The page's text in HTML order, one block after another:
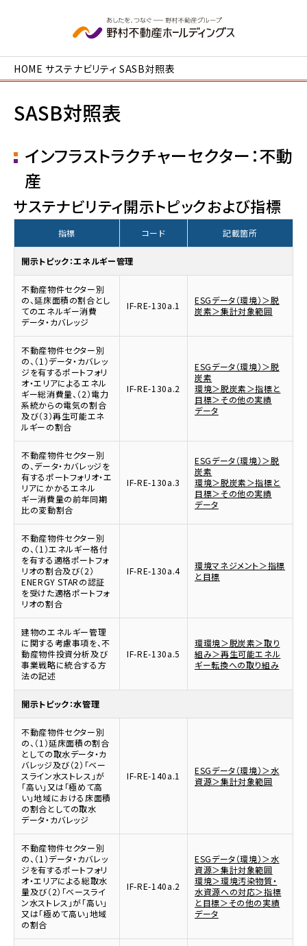
HOME サステナビリティ SASB対照表
SASB対照表
インフラストラクチャーセクター：不動
産
サステナビリティ開示トピックおよび指標
指標 コード 記載箇所
開示トピック：エネルギー管理
不動産物件セクター別
の、延床面積の割合とし
てのエネルギー消費
データ・カバレッジ
IF-RE-130a.1
ESGデータ（環境）＞脱
炭素＞集計対象範囲
不動産物件セクター別
の、（1）データ・カバレッ
ジを有するポートフォリ
オ・エリアによるエネル
ギー総消費量、（2）電力
系統からの電気の割合
及び（3）再生可能エネ
ルギーの割合
IF-RE-130a.2
ESGデータ（環境）＞脱
炭素
環境＞脱炭素＞指標と
目標＞その他の実績
データ
不動産物件セクター別
の、データ・カバレッジを
有するポートフォリオ・エ
リアにかかるエネル
ギー消費量の前年同期
比の変動割合
IF-RE-130a.3
ESGデータ（環境）＞脱
炭素
環境＞脱炭素＞指標と
目標＞その他の実績
データ
不動産物件セクター別
の、（1）エネルギー格付
を有する適格ポートフォ
リオの割合及び（2）
ENERGY STARの認証
を受けた適格ポートフォ
リオの割合
IF-RE-130a.4
環境マネジメント＞指標
と目標
建物のエネルギー管理
に関する考慮事項を、不
動産物件投資分析及び
事業戦略に統合する方
法の記述
IF-RE-130a.5
環環境＞脱炭素＞取り
組み＞再生可能エネル
ギー転換への取り組み
開示トピック：水管理
不動産物件セクター別
の、（1）延床面積の割合
としての取水データ・カ
バレッジ及び（2）「ベー
スライン水ストレス」が
「高い」又は「極めて高
い」地域における床面積
の割合としての取水
データ・カバレッジ
IF-RE-140a.1
ESGデータ（環境）＞水
資源＞集計対象範囲
不動産物件セクター別
の、（1）データ・カバレッ
ジを有するポートフォリ
オ・エリアによる総取水
量及び（2）「ベースライ
ン水ストレス」が「高い」
又は「極めて高い」地域
の割合
IF-RE-140a.2
ESGデータ（環境）＞水
資源＞集計対象範囲
環境＞環境汚染物質・
水資源への対応＞指標
と目標＞その他の実績
データ